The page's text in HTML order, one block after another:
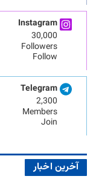
Instagram
30,000
Followers
Follow
Telegram
2,300
Members
Join
آخرین اخبار